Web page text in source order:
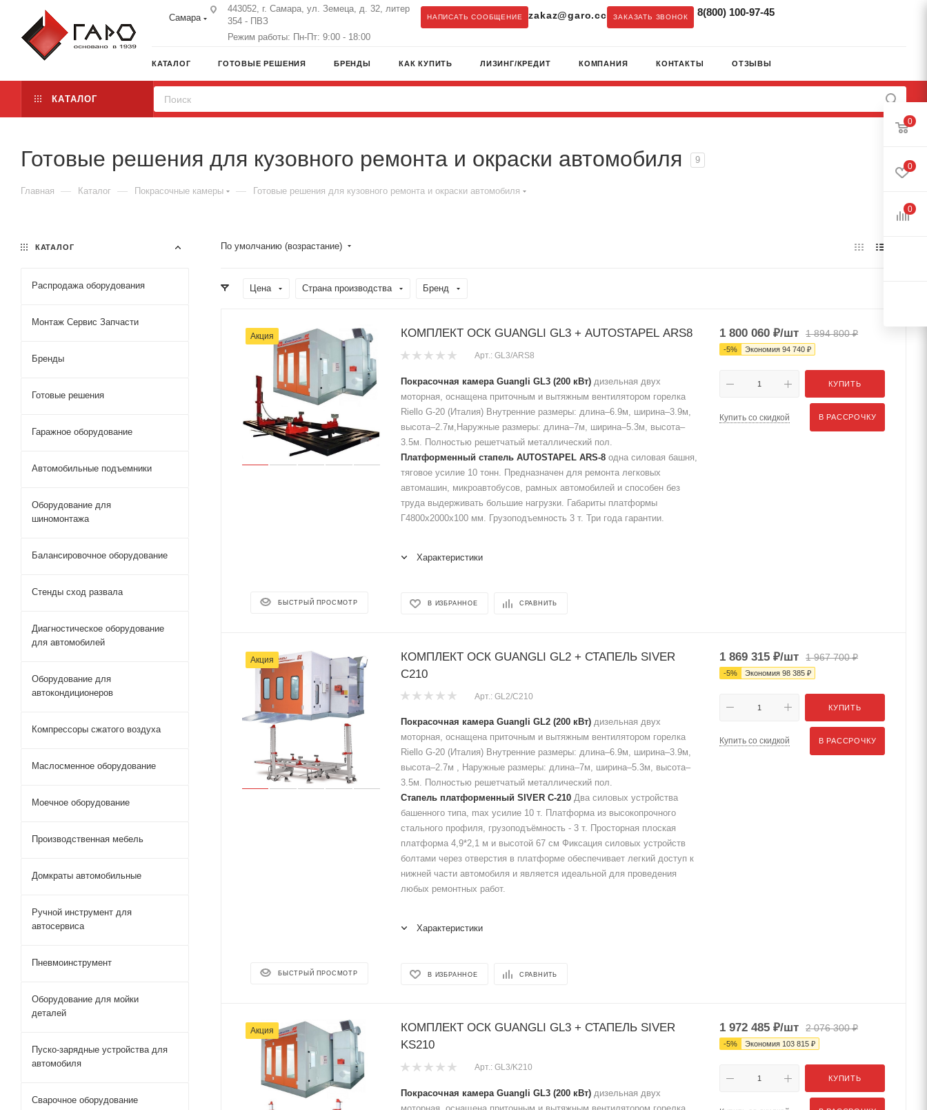
Самара
443052, г. Самара, ул. Земеца, д. 32, литер
354 - ПВЗ
Режим работы: Пн-Пт: 9:00 - 18:00
НАПИСАТЬ СООБЩЕНИЕ zakaz@garo.cc ЗАКАЗАТЬ ЗВОНОК 8(800) 100-97-45
КАТАЛОГ ГОТОВЫЕ РЕШЕНИЯ БРЕНДЫ КАК КУПИТЬ ЛИЗИНГ/КРЕДИТ КОМПАНИЯ КОНТАКТЫ ОТЗЫВЫ
КАТАЛОГ
Готовые решения для кузовного ремонта и окраски автомобиля 9
Главная — Каталог — Покрасочные камеры — Готовые решения для кузовного ремонта и окраски автомобиля
По умолчанию (возрастание)
Цена Страна производства Бренд
Акция
БЫСТРЫЙ ПРОСМОТР
КОМПЛЕКТ ОСК GUANGLI GL3 + AUTOSTAPEL ARS8
Арт.: GL3/ARS8
Покрасочная камера Guangli GL3 (200 кВт) дизельная двух
моторная, оснащена приточным и вытяжным вентилятором горелка
Riello G-20 (Италия) Внутренние размеры: длина–6.9м, ширина–3.9м,
высота–2.7м,Наружные размеры: длина–7м, ширина–5.3м, высота–
3.5м. Полностью решетчатый металлический пол.
Платформенный стапель AUTOSTAPEL ARS-8 одна силовая башня,
тяговое усилие 10 тонн. Предназначен для ремонта легковых
автомашин, микроавтобусов, рамных автомобилей и способен без
труда выдерживать большие нагрузки. Габариты платформы
Г4800x2000х100 мм. Грузоподъемность 3 т. Три года гарантии.
Характеристики
В ИЗБРАННОЕ СРАВНИТЬ
1 800 060 ₽/шт 1 894 800₽
-5% Экономия 94 740 ₽
КУПИТЬ
Купить со скидкой В РАССРОЧКУ
Акция
БЫСТРЫЙ ПРОСМОТР
КОМПЛЕКТ ОСК GUANGLI GL2 + СТАПЕЛЬ SIVER
C210
Арт.: GL2/C210
Покрасочная камера Guangli GL2 (200 кВт) дизельная двух
моторная, оснащена приточным и вытяжным вентилятором горелка
Riello G-20 (Италия) Внутренние размеры: длина–6.9м, ширина–3.9м,
высота–2.7м , Наружные размеры: длина–7м, ширина–5.3м, высота–
3.5м. Полностью решетчатый металлический пол.
Cтапель платформенный SIVER С-210 Два силовых устройства
башенного типа, max усилие 10 т. Платформа из высокопрочного
стального профиля, грузоподъёмность - 3 т. Просторная плоская
платформа 4,9*2,1 м и высотой 67 см Фиксация силовых устройств
болтами через отверстия в платформе обеспечивает легкий доступ к
нижней части автомобиля и является идеальной для проведения
любых ремонтных работ.
Характеристики
В ИЗБРАННОЕ СРАВНИТЬ
1 869 315 ₽/шт 1 967 700₽
-5% Экономия 98 385 ₽
КУПИТЬ
Купить со скидкой В РАССРОЧКУ
Акция
КОМПЛЕКТ ОСК GUANGLI GL3 + СТАПЕЛЬ SIVER
KS210
Арт.: GL3/K210
Покрасочная камера Guangli GL3 (200 кВт) дизельная двух
моторная, оснащена приточным и вытяжным вентилятором горелка
1 972 485 ₽/шт 2 076 300₽
-5% Экономия 103 815 ₽
КУПИТЬ
КАТАЛОГ
Распродажа оборудования
Монтаж Сервис Запчасти
Бренды
Готовые решения
Гаражное оборудование
Автомобильные подъемники
Оборудование для
шиномонтажа
Балансировочное оборудование
Стенды сход развала
Диагностическое оборудование
для автомобилей
Оборудование для
автокондиционеров
Компрессоры сжатого воздуха
Маслосменное оборудование
Моечное оборудование
Производственная мебель
Домкраты автомобильные
Ручной инструмент для
автосервиса
Пневмоинструмент
Оборудование для мойки
деталей
Пуско-зарядные устройства для
автомобиля
Сварочное оборудование
0
0
0